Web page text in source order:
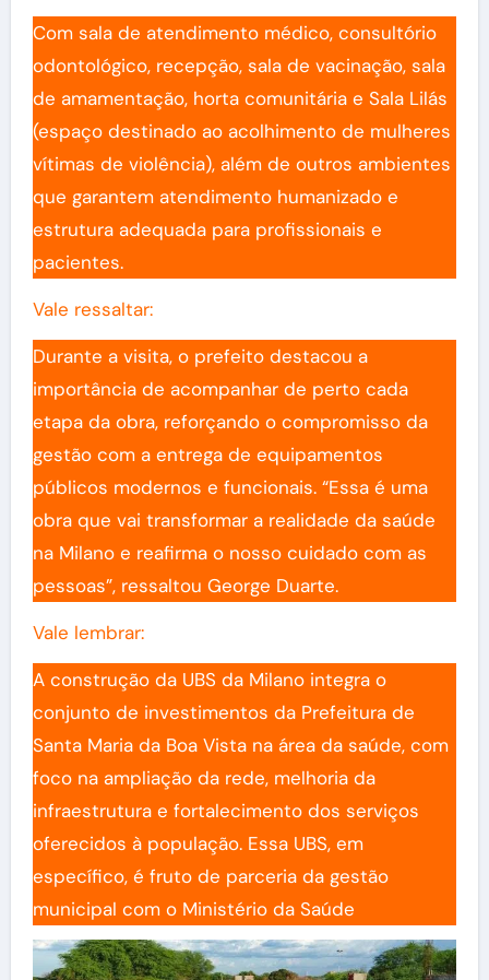
Com sala de atendimento médico, consultório
odontológico, recepção, sala de vacinação, sala
de amamentação, horta comunitária e Sala Lilás
(espaço destinado ao acolhimento de mulheres
vítimas de violência), além de outros ambientes
que garantem atendimento humanizado e
estrutura adequada para profissionais e
pacientes.
Vale ressaltar:
Durante a visita, o prefeito destacou a
importância de acompanhar de perto cada
etapa da obra, reforçando o compromisso da
gestão com a entrega de equipamentos
públicos modernos e funcionais. “Essa é uma
obra que vai transformar a realidade da saúde
na Milano e reafirma o nosso cuidado com as
pessoas”, ressaltou George Duarte.
Vale lembrar:
A construção da UBS da Milano integra o
conjunto de investimentos da Prefeitura de
Santa Maria da Boa Vista na área da saúde, com
foco na ampliação da rede, melhoria da
infraestrutura e fortalecimento dos serviços
oferecidos à população. Essa UBS, em
específico, é fruto de parceria da gestão
municipal com o Ministério da Saúde